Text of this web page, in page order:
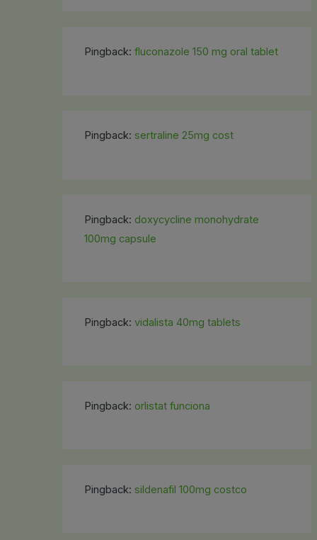
Pingback:fluconazole 150 mg oral tablet
Pingback:sertraline 25mg cost
Pingback: doxycycline monohydrate
100mg capsule
Pingback:vidalista 40mg tablets
Pingback: orlistat funciona
Pingback:sildenafil 100mg costco